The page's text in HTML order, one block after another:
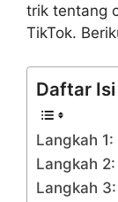
trik tentang
TikTok.
Daftar Isi
Langkah
Langkah
Langkah